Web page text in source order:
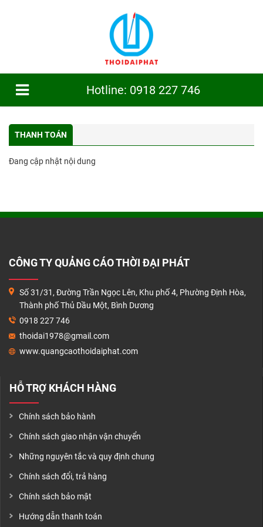
Hotline: 0918 227 746
THANH TOÁN
Đang cập nhật nội dung
CÔNG TY QUẢNG CÁO THỜI ĐẠI PHÁT
Số 31/31, Đường Trần Ngọc Lên, Khu phố 4, Phường Định Hòa,
Thành phố Thủ Dầu Một, Bình Dương
0918 227 746
thoidai1978@gmail.com
www.quangcaothoidaiphat.com
HỖ TRỢ KHÁCH HÀNG
Chính sách bảo hành
Chính sách giao nhận vận chuyển
Những nguyên tắc và quy định chung
Chính sách đổi, trả hàng
Chính sách bảo mật
Hướng dẫn thanh toán
TRANG CHỦ
GIỚI THIỆU
THANH TOÁN
LIÊN HỆ